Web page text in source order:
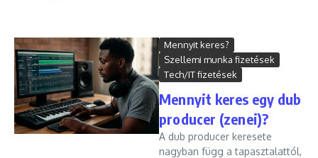
Mennyit keres?
Szellemi munka fizetések
Tech/IT fizetések
Mennyit keres egy dub
producer (zenei)?
A dub producer keresete
nagyban függ a tapasztalattól,